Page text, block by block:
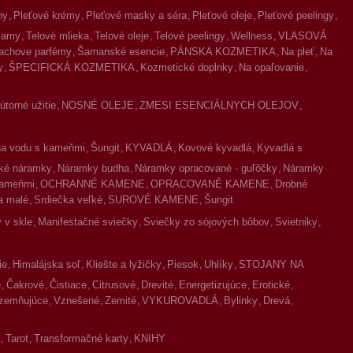
Pleťové krémy Pleťové masky a séra Pleťové oleje Pleťové peelingy
Telové mlieka Telové oleje Telové peelingy Wellness VLASOVÁ
parfémy Šamanské esencie PÁNSKA KOZMETIKA Na pleť Na
ŠPECIFICKÁ KOZMETIKA Kozmetické doplnky Na opaľovanie
užitie NOSNÉ OLEJE ZMESI ESENCIÁLNYCH OLEJOV
vodu s kameňmi Šungit KYVADLÁ Kovové kyvadlá Kyvadlá s
náramky Náramky budha Náramky opracované - guľôčky Náramky
OCHRANNÉ KAMENE OPRACOVANÉ KAMENE
Drobné
malé Srdiečka veľké SUROVÉ KAMENE Šungit
v skle Manifestačné sviečky Sviečky zo sójových bôbov Svietniky
Himalájska soľ Kliešte a lyžičky Piesok Uhlíky STOJANY NA
Čakrové Čistiace Citrusové Drevité Energetizujúce Erotické
Vznešené Zemité VYKUROVADLÁ Bylinky Drevá
Tarot Transformačné karty KNIHY